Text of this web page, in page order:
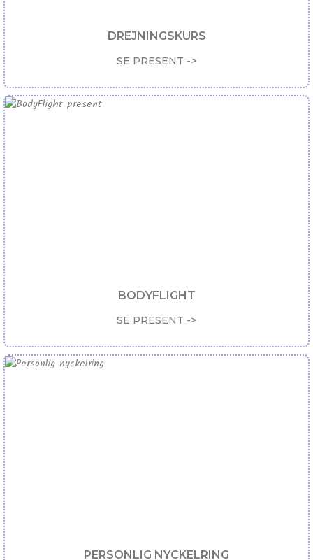
DREJNINGSKURS
SE PRESENT ->
BODYFLIGHT
SE PRESENT ->
PERSONLIG NYCKELRING